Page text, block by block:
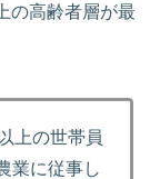
の高齢者層が最
上の世帯員
業に従事し